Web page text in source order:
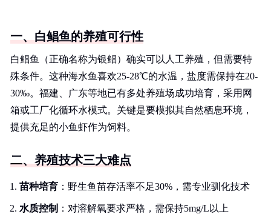
一、白鲳鱼的养殖可行性
白鲳鱼（正确名称为银鲳）确实可以人工养殖，但需要特
殊条件。这种海水鱼喜欢25-28℃的水温，盐度需保持在20-
30‰。福建、广东等地已有多处养殖场成功培育，采用网
箱或工厂化循环水模式。关键是要模拟其自然栖息环境，
提供充足的小鱼虾作为饲料。
二、养殖技术三大难点
苗种培育 ：野生鱼苗存活率不足30%，需专业驯化技术
水质控制 ：对溶解氧要求严格，需保持5mg/L以上